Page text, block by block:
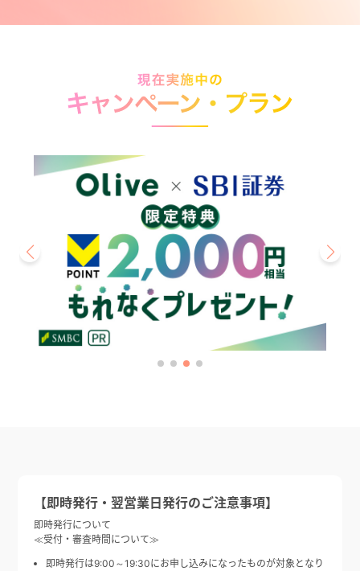
【即時発行・翌営業日発行のご注意事項】
即時発行について
≪受付・審査時間について≫
即時発行は9:00～19:30にお申し込みになったものが対象となり